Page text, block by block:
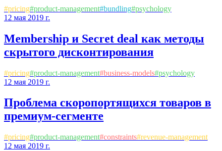
#pricing#product-management#bundling#psychology
12 мая 2019 г.
Membership и Secret deal как методы
скрытого дисконтирования
#pricing#product-management#business-models#psychology
12 мая 2019 г.
Проблема скоропортящихся товаров в
премиум-сегменте
#pricing#product-management#constraints#revenue-management
12 мая 2019 г.